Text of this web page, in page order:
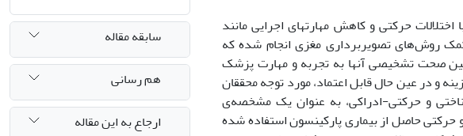
حرکتی و کاهش مهارت­های اجرایی مانند
روش‌های تصویربرداری مغزی انجام شده که
صحت تشخیصی آن­ها به تجربه و مهارت پزشک
و در عین حال قابل اعتماد، مورد توجه محققان
و حرکتی-ادراکی، به عنوان یک مشخصه‌ی
حرکتی حاصل از بیماری پارکینسون استفاده شده
سابقه مقاله
هم رسانی
ارجاع به این مقاله